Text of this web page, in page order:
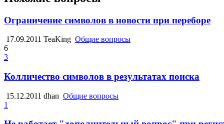
Ограничение символов в новости при переборе
17.09.2011 TeaKing Общие вопросы
6
3
Колличество символов в результатах поиска
15.12.2011 dhan Общие вопросы
1